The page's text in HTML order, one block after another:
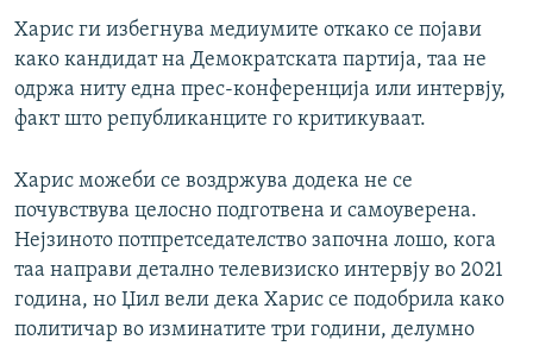
Харис ги избегнува медиумите откако се појави
како кандидат на Демократската партија, таа не
одржа ниту една прес-конференција или интервју,
факт што републиканците го критикуваат.
Харис можеби се воздржува додека не се
почувствува целосно подготвена и самоуверена.
Нејзиното потпретседателство започна лошо, кога
таа направи детално телевизиско интервју во 2021
година, но Џил вели дека Харис се подобрила како
политичар во изминатите три години, делумно